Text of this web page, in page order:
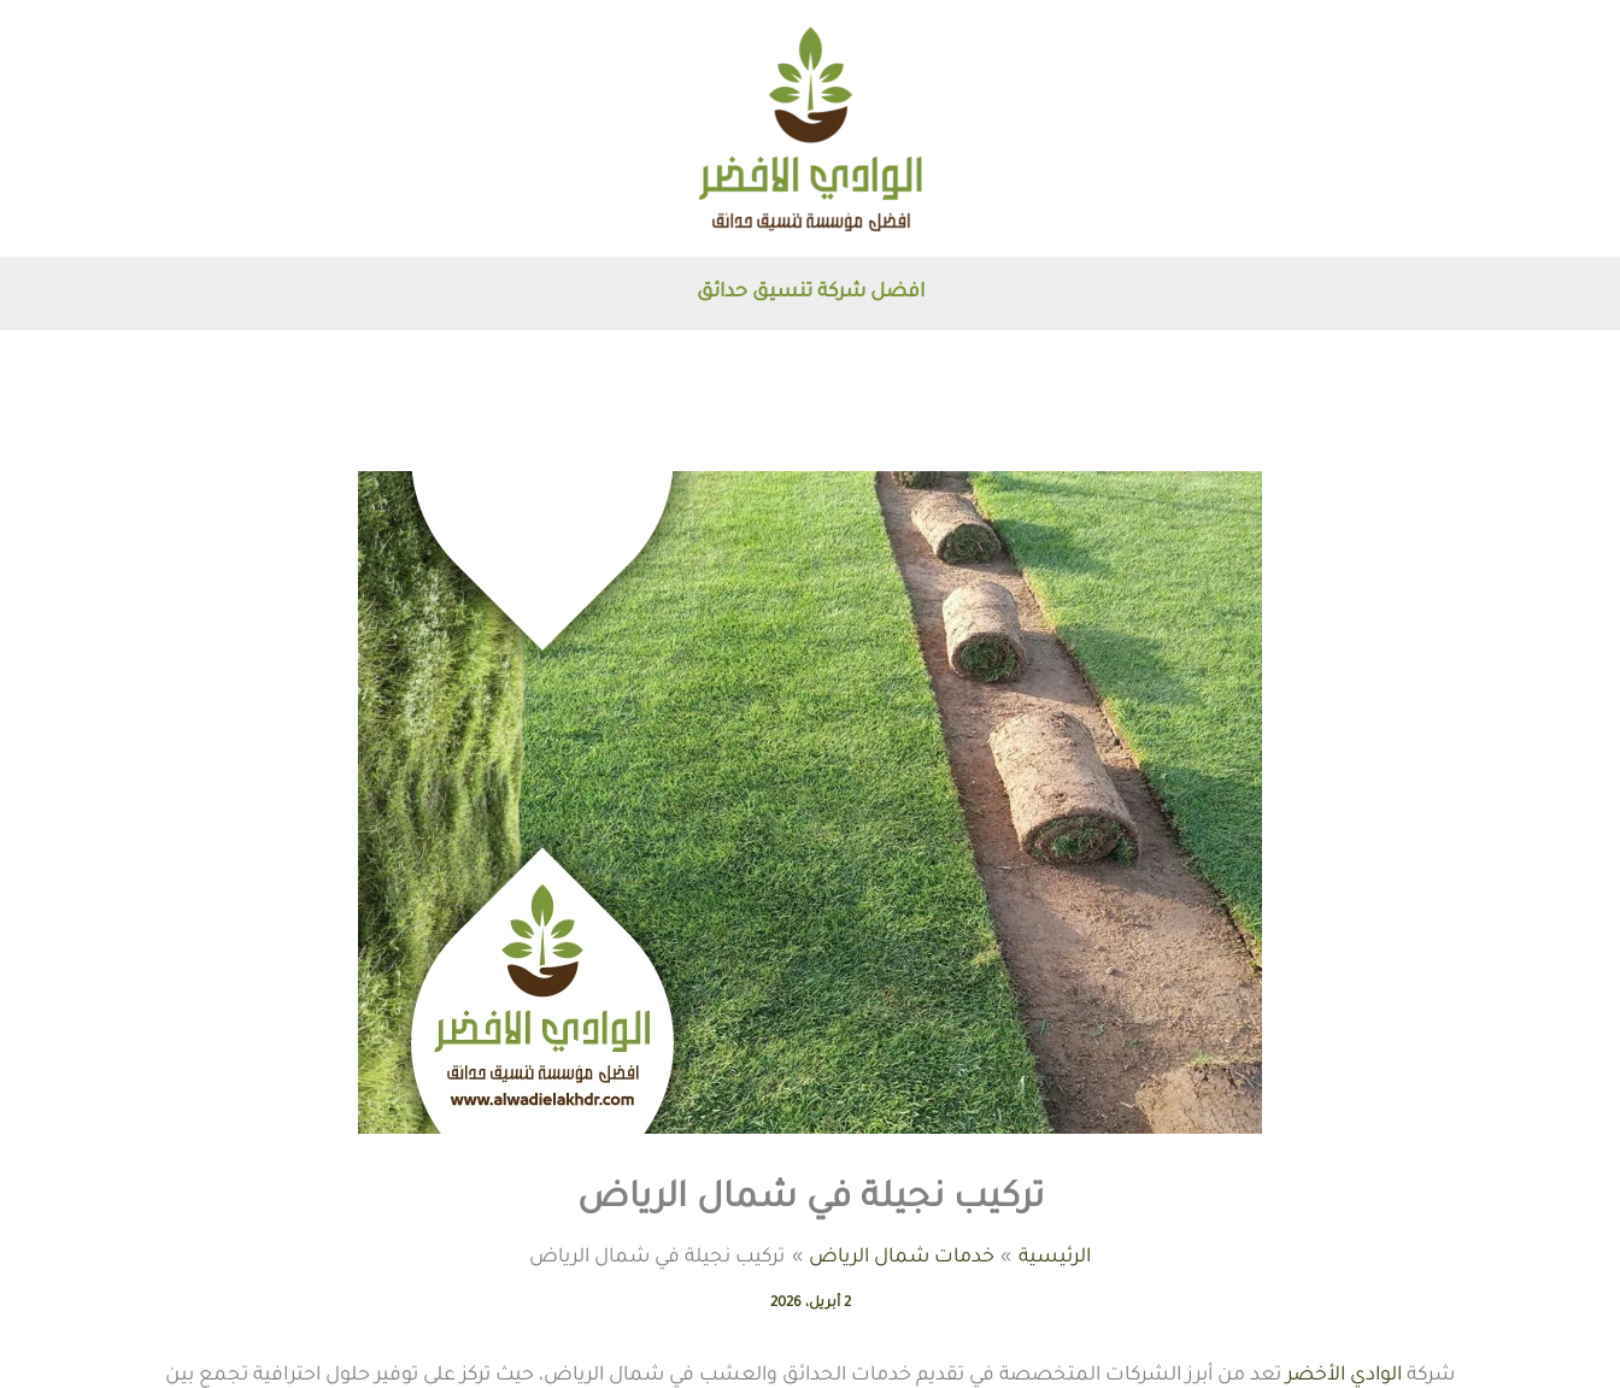
افضل شركة تنسيق حدائق
تركيب نجيلة في شمال الرياض
الرئيسية خدمات شمال الرياض تركيب نجيلة في شمال الرياض
2 أبريل، 2026
شركة الوادي الأخضر تعد من أبرز الشركات المتخصصة في تقديم خدمات الحدائق والعشب في شمال الرياض، حيث تركز على توفير حلول احترافية تجمع بين